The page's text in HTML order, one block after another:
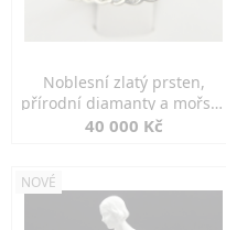
Noblesní zlatý prsten,
přírodní diamanty a mořské
perly
40 000 Kč
NOVÉ